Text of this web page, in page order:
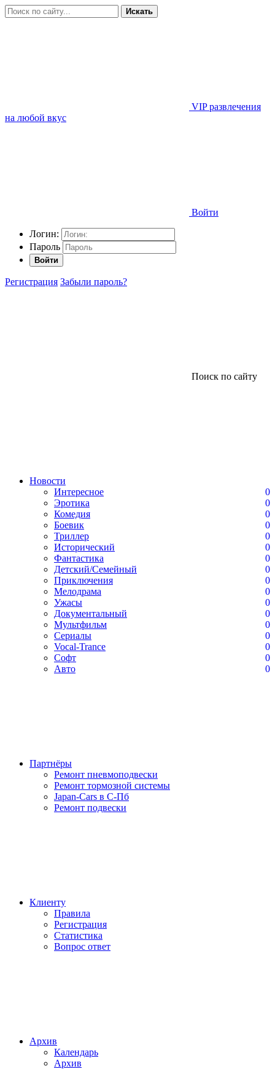
Искать
VIP развлечения
на любой вкус
Войти
Логин:
Пароль
Войти
Регистрация Забыли пароль?
Поиск по сайту
Новости
Интересное
0
Эротика
0
Комедия
0
Боевик
0
Триллер
0
Исторический
0
Фантастика
0
Детский/Семейный
0
Приключения
0
Мелодрама
0
Ужасы
0
Документальный
0
Мультфильм
0
Сериалы
0
Vocal-Trance
0
Софт
0
Авто
0
Партнёры
Ремонт пневмоподвески
Ремонт тормозной системы
Japan-Cars в С-Пб
Ремонт подвески
Клиенту
Правила
Регистрация
Статистика
Вопрос ответ
Архив
Календарь
Архив